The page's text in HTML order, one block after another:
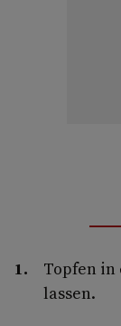
Topfen in
lassen.